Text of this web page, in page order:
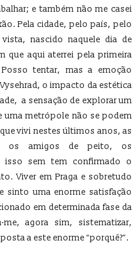
e também não me casei
Pela cidade, pelo país, pelo
nascido naquele dia de
que aqui aterrei pela primeira
Posso tentar, mas a emoção
o impacto da estética
a sensação de explorar um
uma metrópole não se podem
vivi nestes últimos anos, as
os amigos de peito, os
sem tem confirmado o
Viver em Praga e sobretudo
sinto uma enorme satisfação
em determinada fase da
agora sim, sistematizar,
a este enorme “porquê?”.